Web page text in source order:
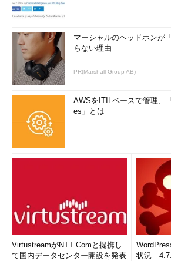
マーシャルのヘッドホンが
らない理由
PR(Marshall Group AB)
AWSをITILベースで管理、
es」とは
VirtustreamがNTT Comと提携し
て国内データセンター開設を発表
状況